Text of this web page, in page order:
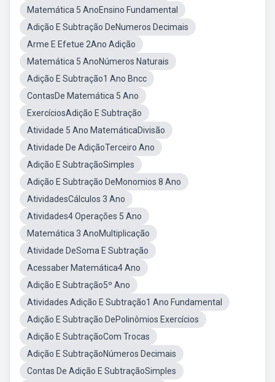
Matemática 5 AnoEnsino Fundamental
Adição E Subtração DeNumeros Decimais
Arme E Efetue 2Ano Adição
Matemática 5 AnoNúmeros Naturais
Adição E Subtração1 Ano Bncc
ContasDe Matemática 5 Ano
ExercíciosAdição E Subtração
Atividade 5 Ano MatemáticaDivisão
Atividade De AdiçãoTerceiro Ano
Adição E SubtraçãoSimples
Adição E Subtração DeMonomios 8 Ano
AtividadesCálculos 3 Ano
Atividades4 Operações 5 Ano
Matemática 3 AnoMultiplicação
Atividade DeSoma E Subtração
Acessaber Matemática4 Ano
Adição E Subtração5º Ano
Atividades Adição E Subtração1 Ano Fundamental
Adição E Subtração DePolinômios Exercícios
Adição E SubtraçãoCom Trocas
Adição E SubtraçãoNúmeros Decimais
Contas De Adição E SubtraçãoSimples